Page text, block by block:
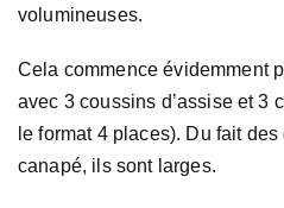
volumineuses.
Cela commence évidemment
avec 3 coussins d’assise et 3
le format 4 places). Du fait
canapé, ils sont larges.